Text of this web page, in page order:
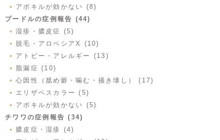
アポキルが効かない (8)
プードルの症例報告 (44)
湿疹・膿皮症 (5)
脱毛・アロペシアX (10)
アトピー・アレルギー (13)
脂漏症 (10)
心因性（舐め癖・噛む・掻き壊し） (17)
エリザベスカラー (5)
アポキルが効かない (5)
チワワの症例報告 (34)
膿皮症・湿疹 (4)